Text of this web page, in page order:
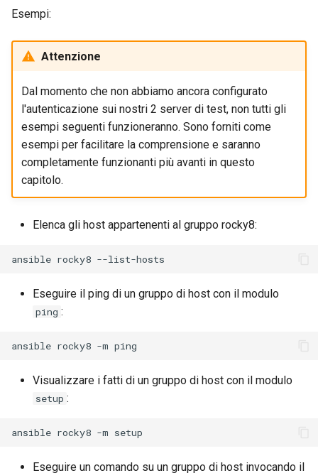
Esempi:
Attenzione
Dal momento che non abbiamo ancora configurato
l'autenticazione sui nostri 2 server di test, non tutti gli
esempi seguenti funzioneranno. Sono forniti come
esempi per facilitare la comprensione e saranno
completamente funzionanti più avanti in questo
capitolo.
Elenca gli host appartenenti al gruppo rocky8:
ansible rocky8
Eseguire il ping di un gruppo di host con il modulo
ping :
ansible rocky8 -m
Visualizzare i fatti di un gruppo di host con il modulo
setup :
ansible rocky8 -m
Eseguire un comando su un gruppo di host invocando il